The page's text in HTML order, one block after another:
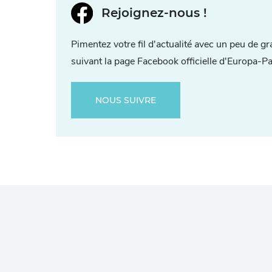
Rejoignez-nous !
Pimentez votre fil d'actualité avec un peu de
suivant la page Facebook officielle d'Europa-
NOUS SUIVRE